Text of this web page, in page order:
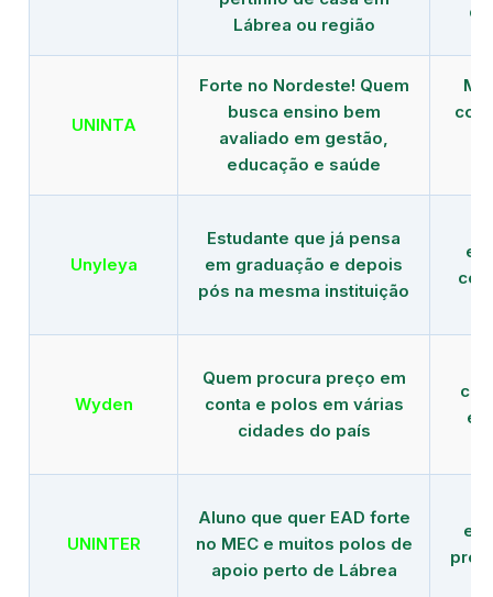
Lábrea ou região
UNINTA
Forte no Nordeste! Quem
busca ensino bem
avaliado em gestão,
educação e saúde
Unyleya
Estudante que já pensa
em graduação e depois
pós na mesma instituição
Wyden
Quem procura preço em
conta e polos em várias
cidades do país
UNINTER
Aluno que quer EAD forte
no MEC e muitos polos de
apoio perto de Lábrea